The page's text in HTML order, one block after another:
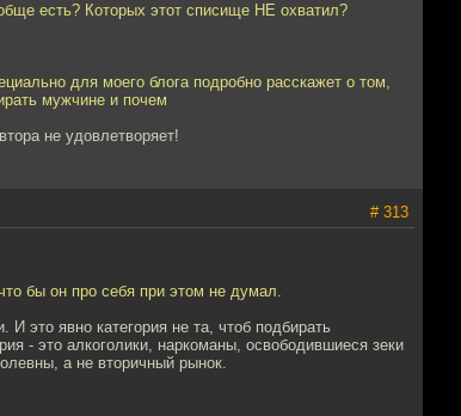
есть? Которых этот списище НЕ охватил?
для моего блога подробно расскажет о том,
мужчине и почем
не удовлетворяет!
# 313
бы он про себя при этом не думал.
это явно категория не та, чтоб подбирать
- это алкоголики, наркоманы, освободившиеся зеки
а не вторичный рынок.